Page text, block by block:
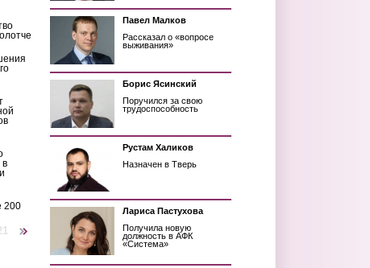
200
Павел Малков
Рассказал о «вопросе
выживания»
Борис Ясинский
Поручился за свою
трудоспособность
Рустам Халиков
Назначен в Тверь
Лариса Пастухова
Получила новую
должность в АФК
«Система»